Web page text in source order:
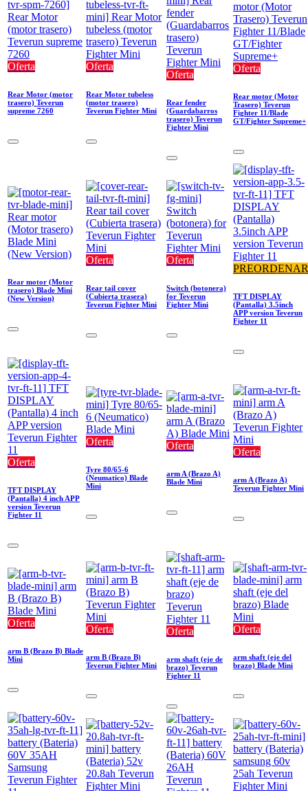
Oferta
Rear Motor (motor
trasero) Teverun
supreme 7260
Oferta
Rear Motor tubeless
(motor trasero)
Teverun Fighter Mini
Oferta
Rear fender
(Guardabarros
trasero) Teverun
Fighter Mini
Oferta
Rear motor (Motor
Trasero) Teverun
Fighter 11/Blade
GT/Fighter Supreme+
Rear motor (Motor
trasero) Blade Mini
(New Version)
Oferta
Rear tail cover
(Cubierta trasera)
Teverun Fighter Mini
Oferta
Switch (botonera)
for Teverun
Fighter Mini
PREORDENAR
TFT DISPLAY
(Pantalla) 3.5inch
APP version Teverun
Fighter 11
Oferta
TFT DISPLAY
(Pantalla) 4 inch APP
version Teverun
Fighter 11
Oferta
Tyre 80/65-6
(Neumatico) Blade
Mini
Oferta
arm A (Brazo A)
Blade Mini
Oferta
arm A (Brazo A)
Teverun Fighter Mini
Oferta
arm B (Brazo B) Blade
Mini
Oferta
arm B (Brazo B)
Teverun Fighter Mini
Oferta
arm shaft (eje de
brazo) Teverun
Fighter 11
Oferta
arm shaft (eje del
brazo) Blade Mini